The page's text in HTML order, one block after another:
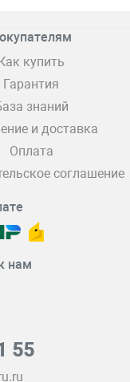
купить
Гарантия
знаний
и доставка
Оплата
соглашение
нам
55